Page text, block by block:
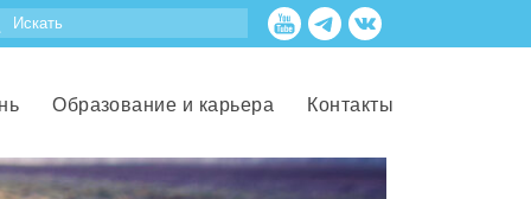
Образование и карьера Контакты